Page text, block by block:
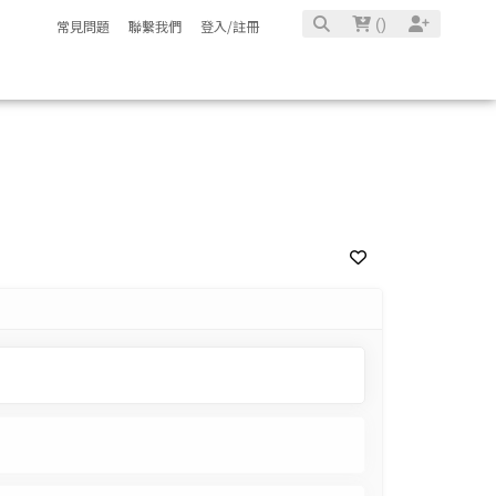
常見問題 聯繫我們 登入/註冊 ()